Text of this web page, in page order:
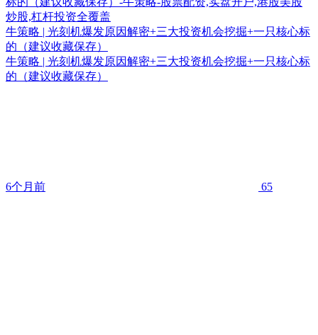
牛策略 | 光刻机爆发原因解密+三大投资机会挖掘+一只核心标
的（建议收藏保存）
牛策略 | 光刻机爆发原因解密+三大投资机会挖掘+一只核心标
的（建议收藏保存）
6个月前 65